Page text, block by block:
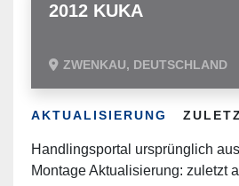
2012 KUKA
ZWENKAU, DEUTSCHLAND
AKTUALISIERUNG
Handlingsportal ursprünglich
Montage Aktualisierung: zuletzt